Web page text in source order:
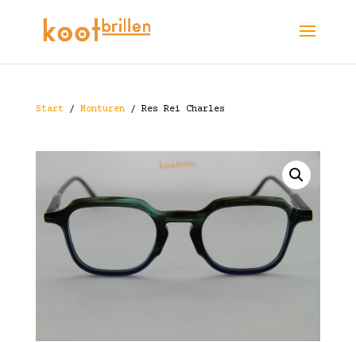
Start/ Monturen/ Res Rei Charles